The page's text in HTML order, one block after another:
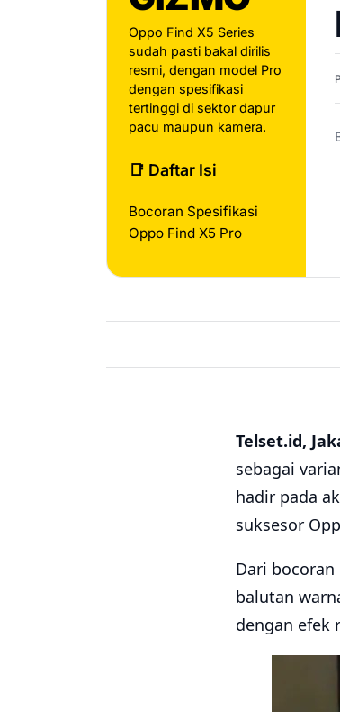
Oppo Find X5 Series
sudah pasti bakal dirilis
resmi, dengan model Pro
dengan spesifikasi
tertinggi di sektor dapur
pacu maupun kamera.
📑 Daftar Isi
Bocoran Spesifikasi
Oppo Find X5 Pro
Telset.id,
sebagai
hadir pada
suksesor
Dari
balutan
dengan efek